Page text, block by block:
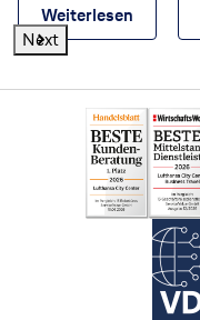
Weiterlesen
Next